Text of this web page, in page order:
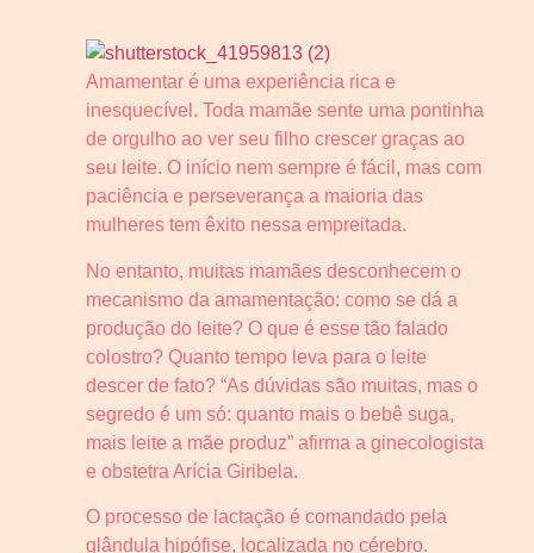
Amamentar é uma experiência rica e
inesquecível. Toda mamãe sente uma pontinha
de orgulho ao ver seu filho crescer graças ao
seu leite. O início nem sempre é fácil, mas com
paciência e perseverança a maioria das
mulheres tem êxito nessa empreitada.
No entanto, muitas mamães desconhecem o
mecanismo da amamentação: como se dá a
produção do leite? O que é esse tão falado
colostro? Quanto tempo leva para o leite
descer de fato? “As dúvidas são muitas, mas o
segredo é um só: quanto mais o bebê suga,
mais leite a mãe produz” afirma a ginecologista
e obstetra Arícia Giribela.
O processo de lactação é comandado pela
glândula hipófise, localizada no cérebro.